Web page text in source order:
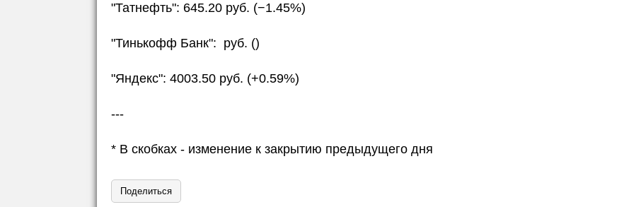
"Татнефть": 645.20 руб. (−1.45%)
"Тинькофф Банк": руб. ()
"Яндекс": 4003.50 руб. (+0.59%)
---
* В скобках - изменение к закрытию предыдущего дня
Поделиться